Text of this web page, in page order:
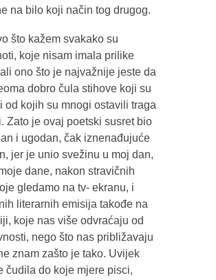
na bilo koji način tog drugog.
što kažem svakako su
koje nisam imala prilike
ono što je najvažnije jeste da
dobro čula stihove koji su
od kojih su mnogi ostavili traga
Zato je ovaj poetski susret bio
i ugodan, čak iznenađujuće
jer je unio svežinu u moj dan,
dane, nakon stravičnih
gledamo na tv- ekranu, i
literarnih emisija takođe na
koje nas više odvraćaju od
nego što nas približavaju
znam zašto je tako. Uvijek
čudila do koje mjere pisci,